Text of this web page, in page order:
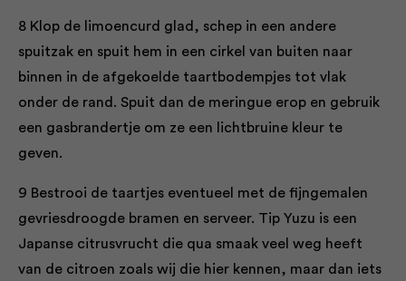
8 Klop de limoencurd glad, schep in een andere
spuitzak en spuit hem in een cirkel van buiten naar
binnen in de afgekoelde taartbodempjes tot vlak
onder de rand. Spuit dan de meringue erop en gebruik
een gasbrandertje om ze een lichtbruine kleur te
geven.
9 Bestrooi de taartjes eventueel met de fijngemalen
gevriesdroogde bramen en serveer. Tip Yuzu is een
Japanse citrusvrucht die qua smaak veel weg heeft
van de citroen zoals wij die hier kennen, maar dan iets